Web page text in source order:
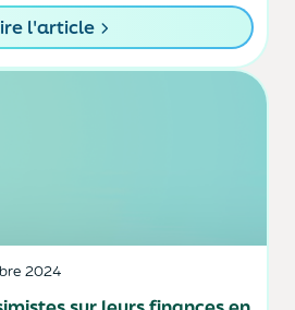
l'article
2024